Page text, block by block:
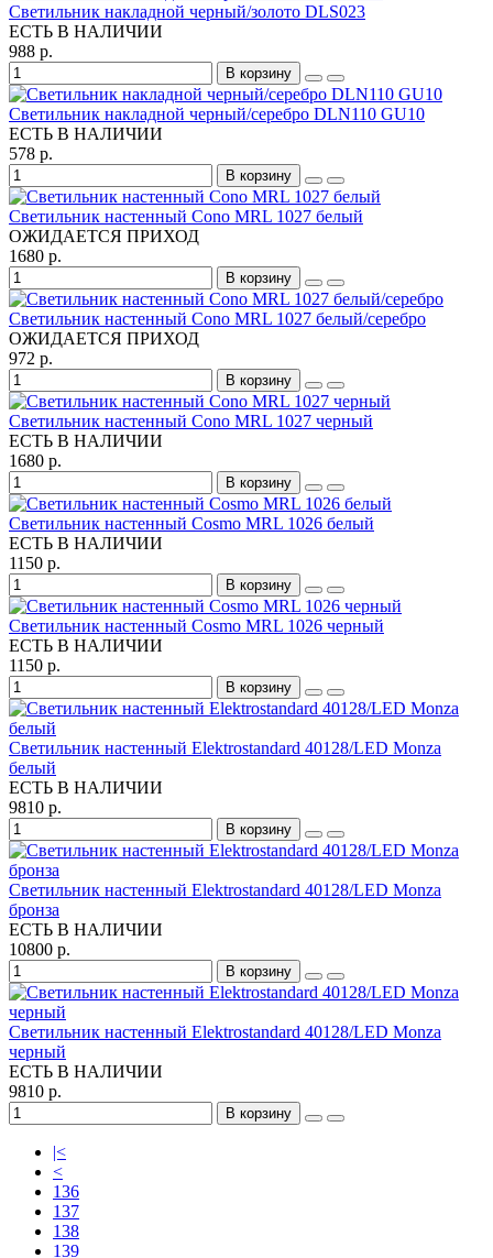
Светильник накладной черный/золото DLS023
ЕСТЬ В НАЛИЧИИ
988 р.
В корзину
Светильник накладной черный/серебро DLN110 GU10
ЕСТЬ В НАЛИЧИИ
578 р.
В корзину
Светильник настенный Cono MRL 1027 белый
ОЖИДАЕТСЯ ПРИХОД
1680 р.
В корзину
Светильник настенный Cono MRL 1027 белый/серебро
ОЖИДАЕТСЯ ПРИХОД
972 р.
В корзину
Светильник настенный Cono MRL 1027 черный
ЕСТЬ В НАЛИЧИИ
1680 р.
В корзину
Светильник настенный Cosmo MRL 1026 белый
ЕСТЬ В НАЛИЧИИ
1150 р.
В корзину
Светильник настенный Cosmo MRL 1026 черный
ЕСТЬ В НАЛИЧИИ
1150 р.
В корзину
Светильник настенный Elektrostandard 40128/LED Monza
белый
ЕСТЬ В НАЛИЧИИ
9810 р.
В корзину
Светильник настенный Elektrostandard 40128/LED Monza
бронза
ЕСТЬ В НАЛИЧИИ
10800 р.
В корзину
Светильник настенный Elektrostandard 40128/LED Monza
черный
ЕСТЬ В НАЛИЧИИ
9810 р.
В корзину
|<
<
136
137
138
139